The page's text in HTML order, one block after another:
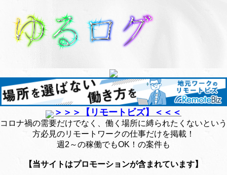
＞＞＞【リモートビズ】＜＜＜
コロナ禍の需要だけでなく、働く場所に縛られたくないという
方必見のリモートワークの仕事だけを掲載！
週2～の稼働でもOK！の案件も
【当サイトはプロモーションが含まれています】